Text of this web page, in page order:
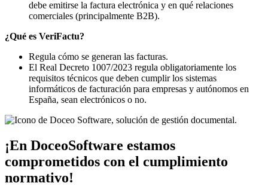
debe emitirse la factura electrónica y en qué relaciones
comerciales (principalmente B2B).
¿Qué es VeriFactu?
Regula cómo se generan las facturas.
El Real Decreto 1007/2023 regula obligatoriamente los
requisitos técnicos que deben cumplir los sistemas
informáticos de facturación para empresas y autónomos en
España, sean electrónicos o no.
¡En DoceoSoftware estamos
comprometidos con el cumplimiento
normativo!